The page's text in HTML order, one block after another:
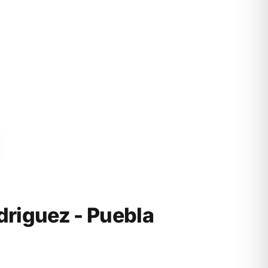
- Puebla